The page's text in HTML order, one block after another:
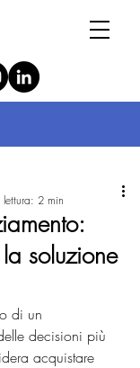
soluzione
lettura: 2 min
di un
decisioni più
acquistare